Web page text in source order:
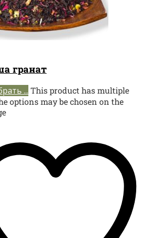
гранат
... This product has multiple
options may be chosen on the